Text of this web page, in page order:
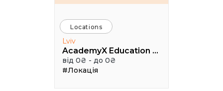
Locations
Lviv
AcademyX Education Hub
від 0₴ - до 0₴
#Локація